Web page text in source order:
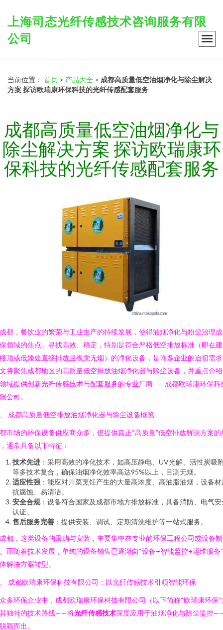
上海司态光纤传感技术咨询服务有限
公司
当前位置： 首页 > 产品大全 > 成都高质量低空油烟净化与除尘解决
方案 探访欧瑞康环保科技的光纤传感配套服务
成都高质量低空油烟净化与
除尘解决方案 探访欧瑞康环
保科技的光纤传感配套服务
都，餐饮业的繁荣与工业生产的持续发展，使得油烟净化与粉尘治理
领域的焦点。寻找高效、稳定，特别是符合严格低空排放标准（即在
顶或低矮处直接排放且视觉无烟）的净化设备，是许多企业的迫切需
将聚焦成都地区的高质量低空排放油烟净化器与除尘设备，并重点介
域提供创新光纤传感技术与配套服务的专业厂商——成都欧瑞康环保科
公司。
成都高质量低空排放油烟净化器与除尘设备概览
市场的环保设备供应商众多，但提供真正“高质量”低空排放解决方案的
通常具备以下特征：
技术先进 ：采用高效的净化技术，如高压静电、UV光解、活性炭吸
等多技术复合，确保油烟净化效率高达95%以上，目测无烟。
适应性强 ：能应对川菜烹饪产生的大量高浓度、高油脂油烟，设备材
抗腐蚀、易清洁。
安全合规：设备符合国家及成都市地方排放标准，具备消防、电气安
认证。
售后服务完善 ：提供安装、调试、定期清洗维护等一站式服务。
都，这类设备的采购与安装，主要集中在专业的环保工程公司或设备
而随着技术发展，单纯的设备销售已逐渐向“设备+智能监控+运维服务
解决方案转型。
成都欧瑞康环保科技有限公司：以光纤传感技术引领智能环保
多环保企业中，成都欧瑞康环保科技有限公司（以下简称“欧瑞康环保”
独特的技术路线——将光纤传感技术深度应用于油烟净化与除尘监控
颖而出。